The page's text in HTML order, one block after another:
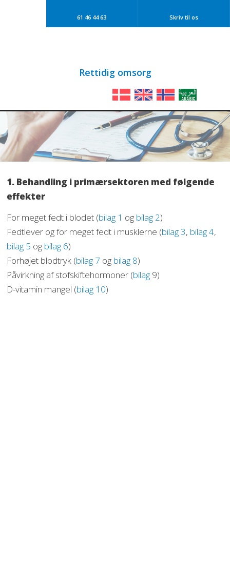
​​Rettidig omsorg
61 46 44 63​ Skriv til os​
1. Behandling i primærsektoren med følgende
effekter
For meget fedt i blodet (bilag 1 og bilag 2)
Fedtlever og for meget fedt i musklerne (bilag 3, bilag 4,
bilag 5 og bilag 6)
Forhøjet blodtryk (bilag 7 og bilag 8)
Påvirkning af stofskiftehormoner (bilag 9)
D-vitamin mangel (bilag 10)